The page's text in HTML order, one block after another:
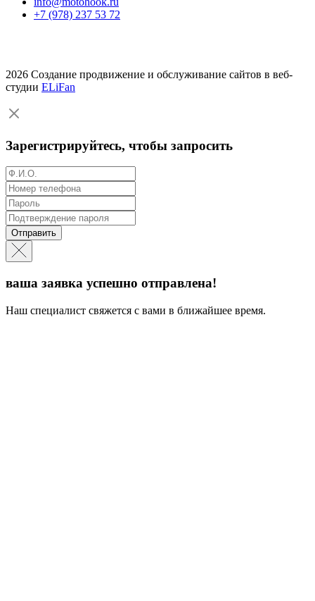
+7 (978) 237 53 72
2026 Создание продвижение и обслуживание сайтов в веб-
студии ELiFan
Зарегистрируйтесь, чтобы запросить
Отправить
ваша заявка успешно отправлена!
Наш специалист свяжется с вами в ближайшее время.